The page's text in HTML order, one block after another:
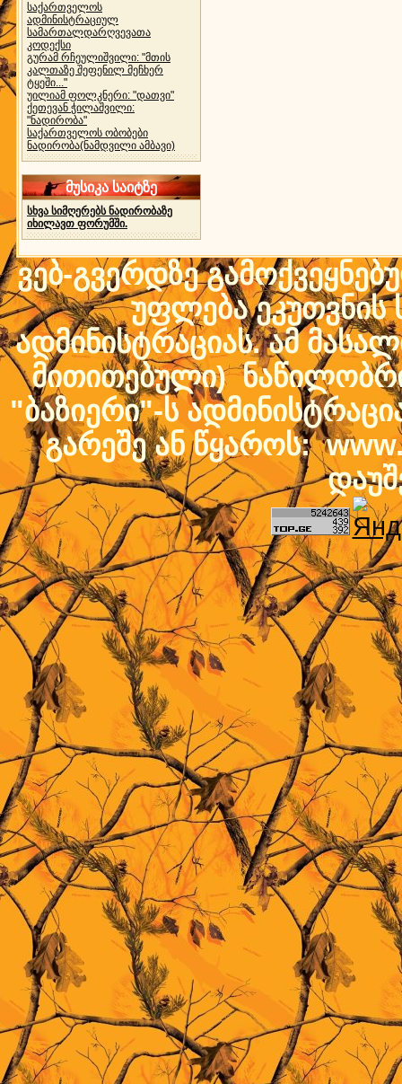
საქართველოს
ადმინისტრაციულ
სამართალდარღვევათა
კოდექსი
გურამ რჩეულიშვილი: "მთის
კალთაზე შეფენილ მეჩხერ
ტყეში..."
უილიამ ფოლკნერი: "დათვი"
ქეთევან ჭილაშვილი:
"ნადირობა"
საქართველოს ობობები
ნადირობა(ნამდვილი ამბავი)
მუსიკა საიტზე
სხვა სიმღერებს ნადირობაზე
იხილავთ ფორუმში.
ვებ-გვერდზე
უფლება ეკუთვნის
ადმინისტრაციას. ამ
მითითებული)
"ბაზიერი"-ს
გარეშე ან წყაროს: